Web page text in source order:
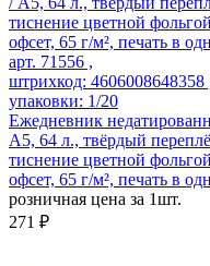
арт. 71556 ,
штрихкод: 4606008648358
упаковки: 1/20
Ежедневник
А5, 64 л., твёрдый
тиснение цветной
офсет, 65 г/м², печать в
розничная цена за 1шт.
271 ₽